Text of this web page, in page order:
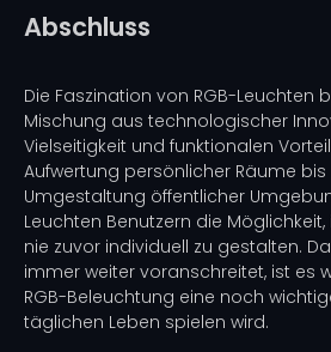
Abschluss
Die Faszination von RGB-Leuchten
Mischung aus technologischer
Vielseitigkeit und funktionalen
Aufwertung persönlicher Räume bis
Umgestaltung öffentlicher
Leuchten Benutzern die
nie zuvor individuell zu gestalten.
immer weiter voranschreitet, ist es
RGB-Beleuchtung eine noch
täglichen Leben spielen wird.